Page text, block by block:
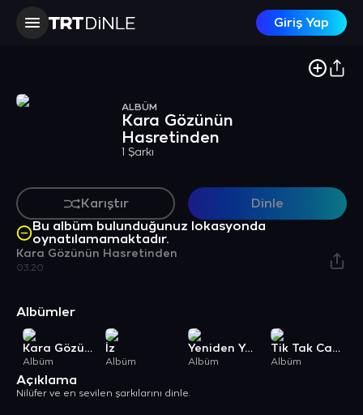
Giriş Yap
ALBÜM
Kara Gözünün
Hasretinden
1 Şarkı
Karıştır
Dinle
Bu albüm bulunduğunuz lokasyonda
oynatılamamaktadır.
Kara Gözünün Hasretinden
03:20
Albümler
Kara Gözünün Hasretinden
Albüm
İz
Albüm
Yeniden Yetmişe
Albüm
Tik Tak Catwork Summer Edit
Albüm
Açıklama
Nilüfer ve en sevilen şarkılarını dinle.